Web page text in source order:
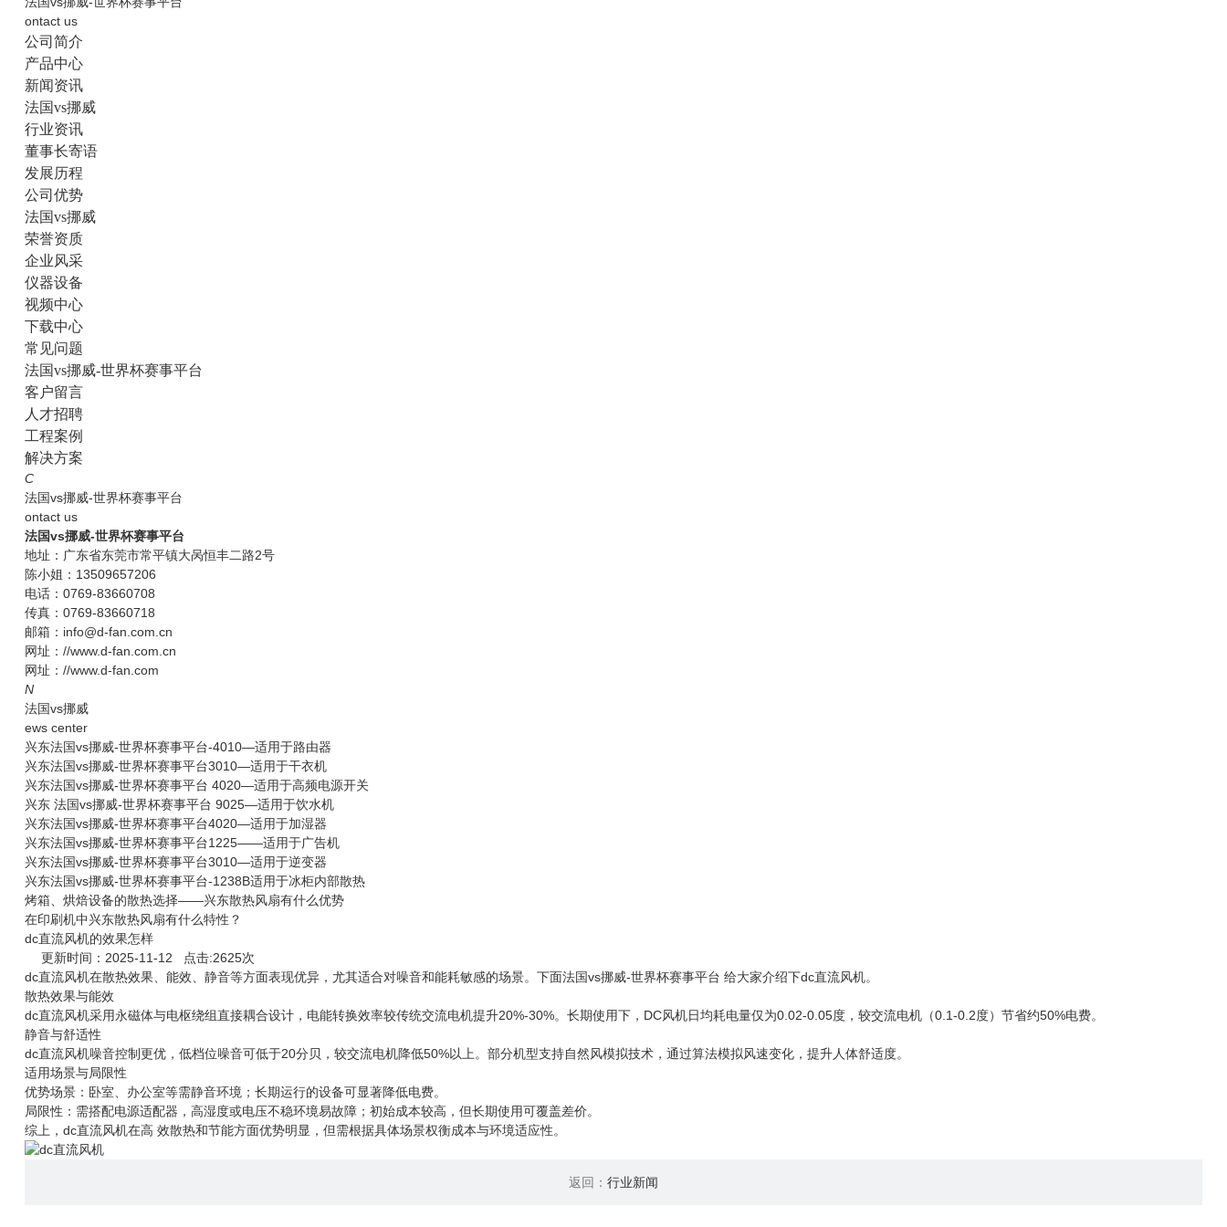
ontact us
公司简介
产品中心
新闻资讯
法国vs挪威
行业资讯
董事长寄语
发展历程
公司优势
法国vs挪威
荣誉资质
企业风采
仪器设备
视频中心
下载中心
常见问题
法国vs挪威-世界杯赛事平台
客户留言
人才招聘
工程案例
解决方案
C
法国vs挪威-世界杯赛事平台
ontact us
法国vs挪威-世界杯赛事平台
地址：广东省东莞市常平镇大呙恒丰二路2号
陈小姐：13509657206
电话：0769-83660708
传真：0769-83660718
邮箱：info@d-fan.com.cn
网址：//www.d-fan.com.cn
网址：//www.d-fan.com
N
法国vs挪威
ews center
兴东法国vs挪威-世界杯赛事平台-4010—适用于路由器
兴东法国vs挪威-世界杯赛事平台3010—适用于干衣机
兴东法国vs挪威-世界杯赛事平台 4020—适用于高频电源开关
兴东 法国vs挪威-世界杯赛事平台 9025—适用于饮水机
兴东法国vs挪威-世界杯赛事平台4020—适用于加湿器
兴东法国vs挪威-世界杯赛事平台1225——适用于广告机
兴东法国vs挪威-世界杯赛事平台3010—适用于逆变器
兴东法国vs挪威-世界杯赛事平台-1238B适用于冰柜内部散热
烤箱、烘焙设备的散热选择——兴东散热风扇有什么优势
在印刷机中兴东散热风扇有什么特性？
dc直流风机的效果怎样
更新时间：2025-11-12 点击:2625次
dc直流风机在散热效果、能效、静音等方面表现优异，尤其适合对噪音和能耗敏感的场景。下面法国vs挪威-世界杯赛事平台 给大家介绍下dc直流风机。
散热效果与能效
dc直流风机采用永磁体与电枢绕组直接耦合设计，电能转换效率较传统交流电机提升20%-30%。长期使用下，DC风机日均耗电量仅为0.02-0.05度，较交流电机（0.1-0.2度）节省约50%电费。
静音与舒适性
dc直流风机噪音控制更优，低档位噪音可低于20分贝，较交流电机降低50%以上。部分机型支持自然风模拟技术，通过算法模拟风速变化，提升人体舒适度。
适用场景与局限性
优势场景：卧室、办公室等需静音环境；长期运行的设备可显著降低电费。
局限性：需搭配电源适配器，高湿度或电压不稳环境易故障；初始成本较高，但长期使用可覆盖差价。
综上，dc直流风机在高 效散热和节能方面优势明显，但需根据具体场景权衡成本与环境适应性。
返回： 行业新闻